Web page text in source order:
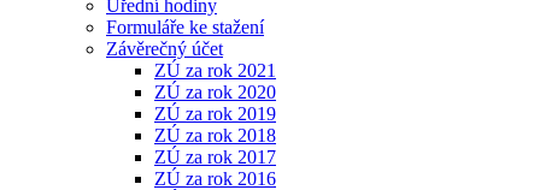
Úřední hodiny
Formuláře ke stažení
Závěrečný účet
ZÚ za rok 2021
ZÚ za rok 2020
ZÚ za rok 2019
ZÚ za rok 2018
ZÚ za rok 2017
ZÚ za rok 2016